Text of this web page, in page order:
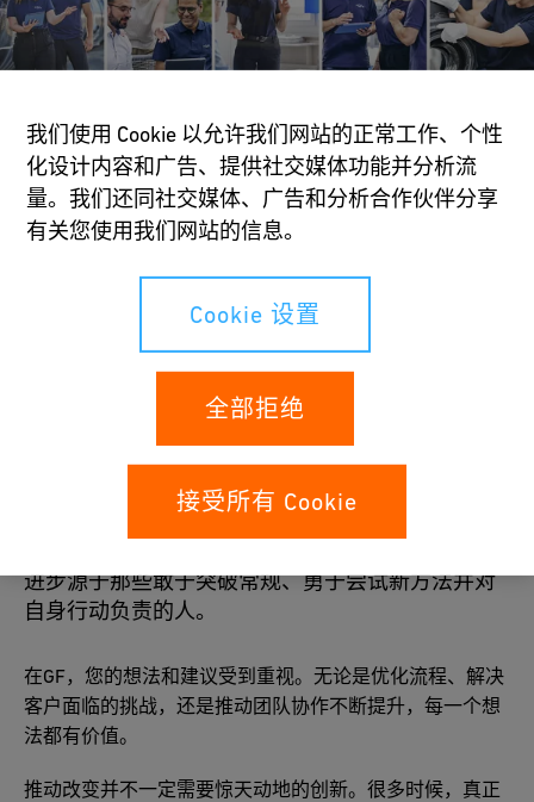
加入 GF
我们欢迎充满好奇心、勇于担当并敢于突破常规的人才。
如果您渴望学习、创造价值，并与优秀团队共同成长，那
查看所有职位
共同突破边界
进步源于那些敢于突破常规、勇于尝试新方法并对
自身行动负责的人。
在GF，您的想法和建议受到重视。无论是优化流程、解决
客户面临的挑战，还是推动团队协作不断提升，每一个想
法都有价值。
推动改变并不一定需要惊天动地的创新。很多时候，真正
我们使用 Cookie 以允许我们网站的正常工作、个性
化设计内容和广告、提供社交媒体功能并分析流
量。我们还同社交媒体、广告和分析合作伙伴分享
有关您使用我们网站的信息。
Cookie 设置
全部拒绝
接受所有 Cookie